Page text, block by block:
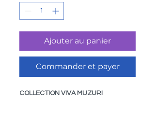
Ajouter au panier
Commander et payer
COLLECTION VIVA MUZURI